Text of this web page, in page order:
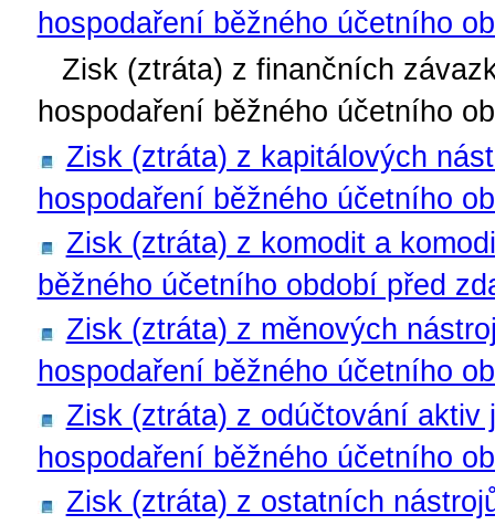
hospodaření běžného účetního
Zisk (ztráta) z finančních
hospodaření běžného účetního
Zisk (ztráta) z kapitálových
hospodaření běžného účetního
Zisk (ztráta) z komodit a
běžného účetního období před
Zisk (ztráta) z měnových
hospodaření běžného účetního
Zisk (ztráta) z odúčtování aktiv
hospodaření běžného účetního
Zisk (ztráta) z ostatních